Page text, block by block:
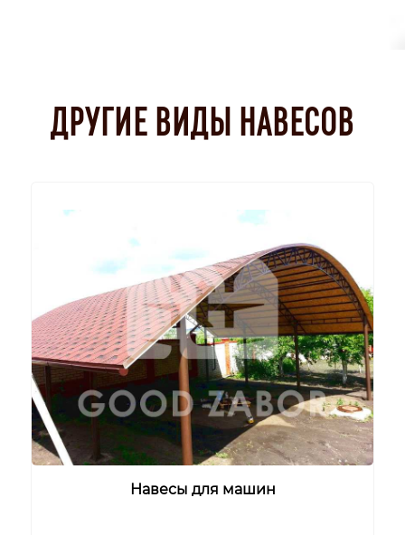
ДРУГИЕ ВИДЫ НАВЕСОВ
Навесы для машин